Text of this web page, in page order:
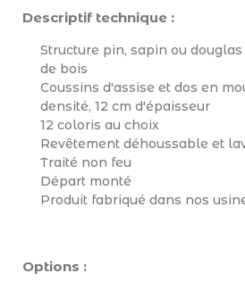
Descriptif technique :
Structure pin, sapin ou
de bois
Coussins d'assise et dos en
densité, 12 cm d'épaisseur
12 coloris au choix
Revêtement déhoussable et
Traité non feu
Départ monté
Produit fabriqué dans nos
Options :